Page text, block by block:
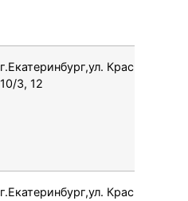
г.Екатеринбург,ул. Краснолесья,
10/3, 12
г.Екатеринбург,ул. Краснолесья,